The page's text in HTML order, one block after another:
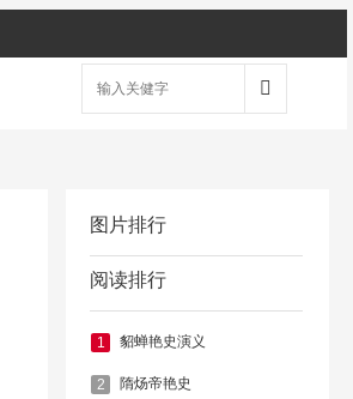
图片排行
阅读排行
1 貂蝉艳史演义
2 隋炀帝艳史